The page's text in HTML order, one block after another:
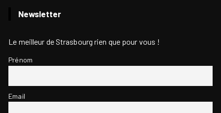
Newsletter
Le meilleur de Strasbourg rien que pour vous !
Prénom
Email